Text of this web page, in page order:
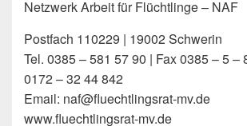
Netzwerk Arbeit für Flüchtlinge – NAF
Postfach 110229 | 19002 Schwerin
Tel. 0385 – 581 57 90 | Fax 0385 – 5 –
0172 – 32 44 842
Email: naf@fluechtlingsrat-mv.de
www.fluechtlingsrat-mv.de